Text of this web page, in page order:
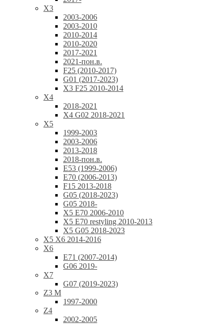
X3
2003-2006
2003-2010
2010-2014
2010-2020
2017-2021
2021-пон.в.
F25 (2010-2017)
G01 (2017-2023)
X3 F25 2010-2014
X4
2018-2021
X4 G02 2018-2021
X5
1999-2003
2003-2006
2013-2018
2018-пон.в.
E53 (1999-2006)
E70 (2006-2013)
F15 2013-2018
G05 (2018-2023)
G05 2018-
X5 E70 2006-2010
X5 E70 restyling 2010-2013
X5 G05 2018-2023
X5 X6 2014-2016
X6
E71 (2007-2014)
G06 2019-
X7
G07 (2019-2023)
Z3 M
1997-2000
Z4
2002-2005